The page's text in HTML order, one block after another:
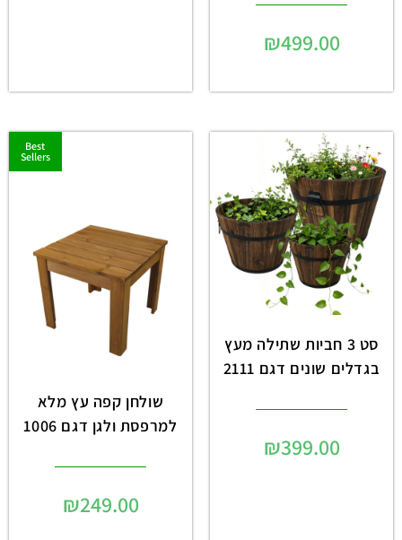
₪499.00
סט 3 חביות שתילה מעץ
בגדלים שונים דגם 2111
₪399.00
Best
Sellers
שולחן קפה עץ מלא
למרפסת ולגן דגם 1006
₪249.00